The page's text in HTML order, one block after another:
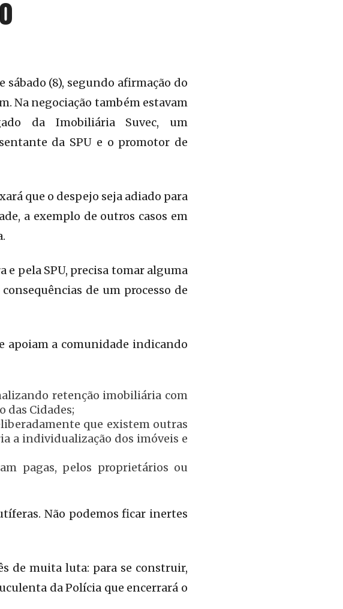
sábado (8), segundo afirmação do
Na negociação também estavam
da Imobiliária Suvec, um
da SPU e o promotor de
que o despejo seja adiado para
a exemplo de outros casos em
pela SPU, precisa tomar alguma
de um processo de
apoiam a comunidade indicando
retenção imobiliária com
Cidades;
que existem outras
a individualização dos imóveis e
pagas, pelos proprietários ou
Não podemos ficar inertes
de muita luta: para se construir,
da Polícia que encerrará o